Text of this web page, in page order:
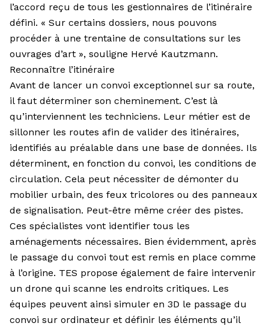
l’accord reçu de tous les gestionnaires de l’itinéraire
défini. « Sur certains dossiers, nous pouvons
procéder à une trentaine de consultations sur les
ouvrages d’art », souligne Hervé Kautzmann.
Reconnaître l’itinéraire
Avant de lancer un convoi exceptionnel sur sa route,
il faut déterminer son cheminement. C’est là
qu’interviennent les techniciens. Leur métier est de
sillonner les routes afin de valider des itinéraires,
identifiés au préalable dans une base de données. Ils
déterminent, en fonction du convoi, les conditions de
circulation. Cela peut nécessiter de démonter du
mobilier urbain, des feux tricolores ou des panneaux
de signalisation. Peut-être même créer des pistes.
Ces spécialistes vont identifier tous les
aménagements nécessaires. Bien évidemment, après
le passage du convoi tout est remis en place comme
à l’origine. TES propose également de faire intervenir
un drone qui scanne les endroits critiques. Les
équipes peuvent ainsi simuler en 3D le passage du
convoi sur ordinateur et définir les éléments qu’il